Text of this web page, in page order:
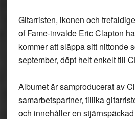
Gitarristen, ikonen och
of Fame-invalde Eric Clapton
kommer att släppa sitt nittonde
september, döpt helt enkelt till
Albumet är samproducerat av
samarbetspartner, tillika
och innehåller en